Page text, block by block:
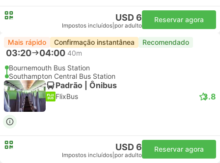
USD 6
Impostos incluídos por adulto
Reservar agora
Mais rápido Confirmação instantânea Recomendado
03:20 04:00 40m
Bournemouth Bus Station
Southampton Central Bus Station
Padrão | Ônibus
FlixBus 3.8
USD 6
Impostos incluídos por adulto
Reservar agora